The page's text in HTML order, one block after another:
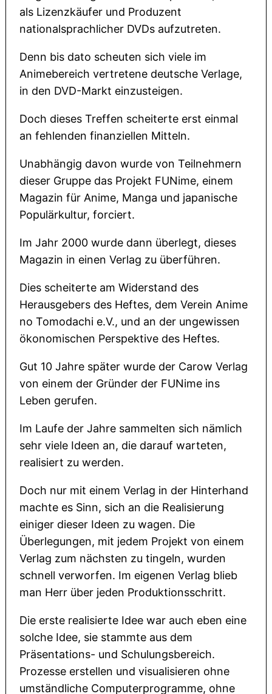
als Lizenzkäufer und Produzent
nationalsprachlicher DVDs aufzutreten.
Denn bis dato scheuten sich viele im
Animebereich vertretene deutsche Verlage,
in den DVD-Markt einzusteigen.
Doch dieses Treffen scheiterte erst einmal
an fehlenden finanziellen Mitteln.
Unabhängig davon wurde von Teilnehmern
dieser Gruppe das Projekt FUNime, einem
Magazin für Anime, Manga und japanische
Populärkultur, forciert.
Im Jahr 2000 wurde dann überlegt, dieses
Magazin in einen Verlag zu überführen.
Dies scheiterte am Widerstand des
Herausgebers des Heftes, dem Verein Anime
no Tomodachi e.V., und an der ungewissen
ökonomischen Perspektive des Heftes.
Gut 10 Jahre später wurde der Carow Verlag
von einem der Gründer der FUNime ins
Leben gerufen.
Im Laufe der Jahre sammelten sich nämlich
sehr viele Ideen an, die darauf warteten,
realisiert zu werden.
Doch nur mit einem Verlag in der Hinterhand
machte es Sinn, sich an die Realisierung
einiger dieser Ideen zu wagen. Die
Überlegungen, mit jedem Projekt von einem
Verlag zum nächsten zu tingeln, wurden
schnell verworfen. Im eigenen Verlag blieb
man Herr über jeden Produktionsschritt.
Die erste realisierte Idee war auch eben eine
solche Idee, sie stammte aus dem
Präsentations- und Schulungsbereich.
Prozesse erstellen und visualisieren ohne
umständliche Computerprogramme, ohne